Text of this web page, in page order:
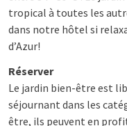
tropical à toutes les
dans notre hôtel si
d’Azur!
Réserver
Le jardin bien-être est
séjournant dans les
être, ils peuvent en